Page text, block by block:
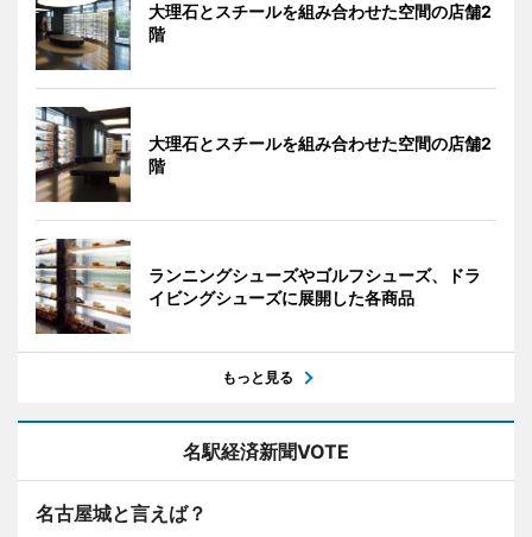
大理石とスチールを組み合わせた空間の店舗2
階
大理石とスチールを組み合わせた空間の店舗2
階
ランニングシューズやゴルフシューズ、ドラ
イビングシューズに展開した各商品
もっと見る
名駅経済新聞VOTE
名古屋城と言えば？